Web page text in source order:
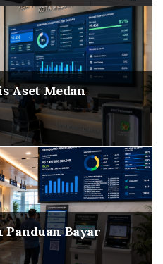
Aset Medan
Panduan Bayar